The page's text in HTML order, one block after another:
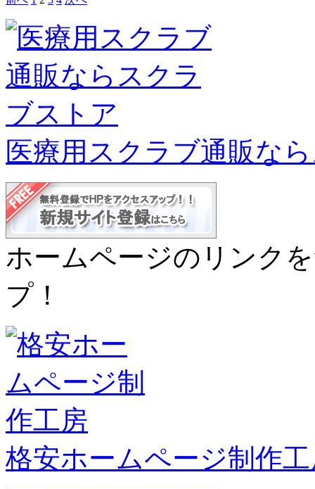
医療用スクラブ通販な
ホームページのリンク
プ！
格安ホームページ制作